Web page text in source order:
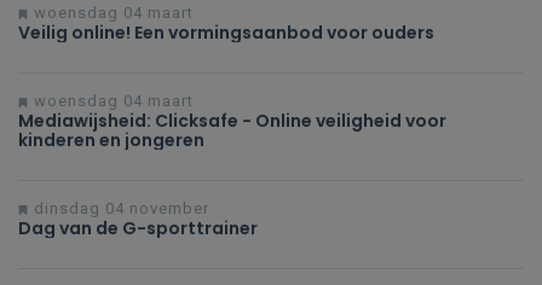
woensdag 04 maart
Veilig online! Een vormingsaanbod voor ouders
woensdag 04 maart
Mediawijsheid: Clicksafe - Online veiligheid voor
kinderen en jongeren
dinsdag 04 november
Dag van de G-sporttrainer